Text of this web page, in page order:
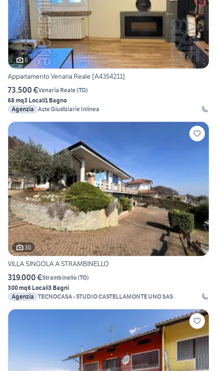
6
Appartamento Venaria Reale [A4354211]
73.500 €Venaria Reale(TO)
68 mq3 Locali1 Bagno
Agenzia Aste Giudiziarie Inlinea
30
VILLA SINGOLA A STRAMBINELLO
319.000 €Strambinello(TO)
300 mq6 Locali3 Bagni
Agenzia TECNOCASA - STUDIO CASTELLAMONTE UNO SAS